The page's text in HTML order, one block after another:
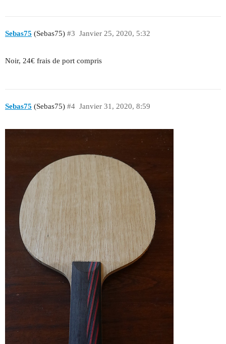
Sebas75 (Sebas75) Janvier 25, 2020, 5:32
#3
Noir, 24€ frais de port compris
Sebas75 (Sebas75) Janvier 31, 2020, 8:59
#4